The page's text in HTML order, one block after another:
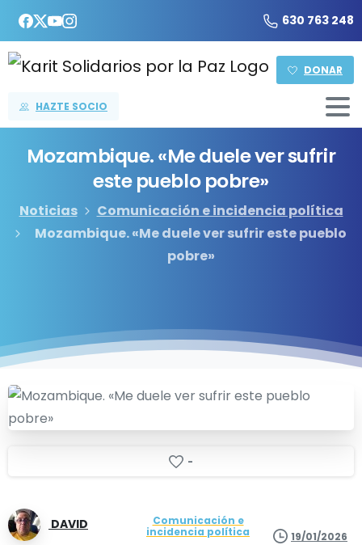
630 763 248
DONAR
HAZTE SOCIO
Mozambique.«Medueleversufrir
este pueblo pobre»
Noticias
Comunicación e incidencia política
Mozambique. «Me duele ver sufrir este pueblo
pobre»
-
DAVID
Comunicación e
incidencia política
19/01/2026